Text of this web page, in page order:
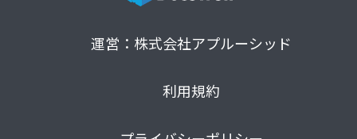
運営：株式会社アプルーシッド
利用規約